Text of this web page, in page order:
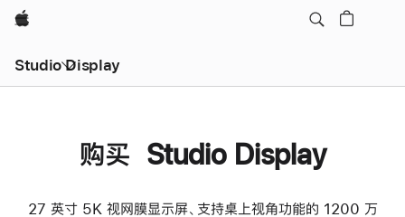
Apple
Studio Display
购买 Studio Display
27 英寸 5K 视网膜显示屏、支持桌上视角功能的 1200 万